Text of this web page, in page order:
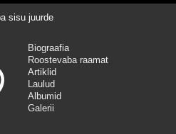
sisu juurde
Biograafia
Roostevaba raamat
Artiklid
Laulud
Albumid
Galerii